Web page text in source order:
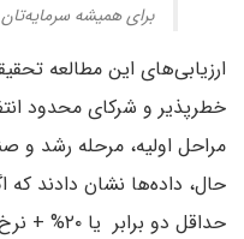
برای همیشه سرمایه‌تان
ارزیابی‌های این مطالعه
خطرپذیر و شرکای محدود
مراحل اولیه، مرحله رشد و
حداقل دو